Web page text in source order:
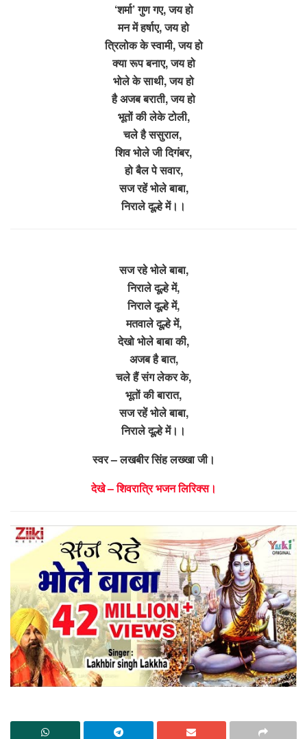
‘शर्मा’ गुण गए, जय हो
मन में हर्षाए, जय हो
त्रिलोक के स्वामी, जय हो
क्या रूप बनाए, जय हो
भोले के साथी, जय हो
है अजब बराती, जय हो
भूतों की लेके टोली,
चले है ससुराल,
शिव भोले जी दिगंबर,
हो बैल पे सवार,
सज रहें भोले बाबा,
निराले दूल्हे में।।
सज रहे भोले बाबा,
निराले दूल्हे में,
निराले दूल्हे में,
मतवाले दूल्हे में,
देखो भोले बाबा की,
अजब है बात,
चले हैं संग लेकर के,
भूतों की बारात,
सज रहें भोले बाबा,
निराले दूल्हे में।।
स्वर – लखबीर सिंह लख्खा जी।
देखे – शिवरात्रि भजन लिरिक्स।